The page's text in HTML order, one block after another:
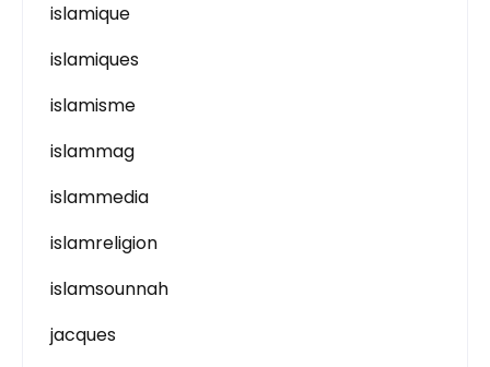
islamique
islamiques
islamisme
islammag
islammedia
islamreligion
islamsounnah
jacques